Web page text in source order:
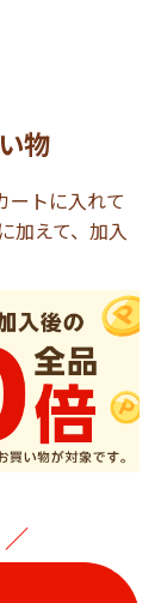
物
ートに入れて
加えて、加入